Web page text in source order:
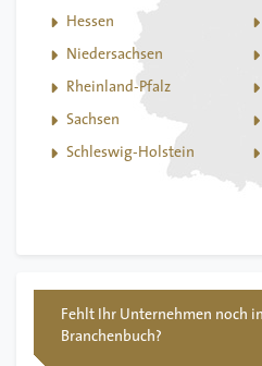
Hessen
Niedersachsen
Rheinland-Pfalz
Sachsen
Schleswig-Holstein
Fehlt Ihr Unternehmen noch
Branchenbuch?